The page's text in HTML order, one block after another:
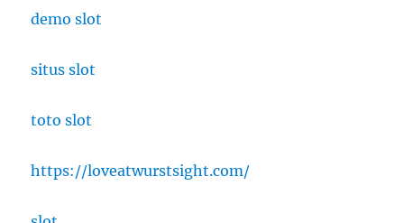
demo slot
situs slot
toto slot
https://loveatwurstsight.com/